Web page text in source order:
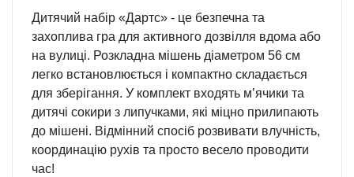
Дитячий набір «Дартс» - це безпечна та
захоплива гра для активного дозвілля вдома або
на вулиці. Розкладна мішень діаметром 56 см
легко встановлюється і компактно складається
для зберігання. У комплект входять мʼячики та
дитячі сокири з липучками, які міцно прилипають
до мішені. Відмінний спосіб розвивати влучність,
координацію рухів та просто весело проводити
час!